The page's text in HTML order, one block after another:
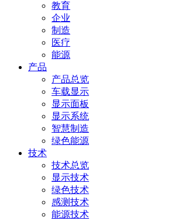
教育
企业
制造
医疗
能源
产品
产品总览
车载显示
显示面板
显示系统
智慧制造
绿色能源
技术
技术总览
显示技术
绿色技术
感测技术
能源技术